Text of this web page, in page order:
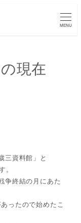
MENU
現在
三資料館」と
。
争終結の月にあた
ったので始めたこ